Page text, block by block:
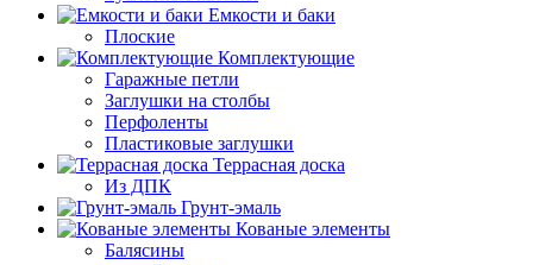
Емкости и баки
Плоские
Комплектующие
Гаражные петли
Заглушки на столбы
Перфоленты
Пластиковые заглушки
Террасная доска
Из ДПК
Грунт-эмаль
Кованые элементы
Балясины